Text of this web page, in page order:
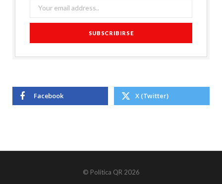
Facebook X (Twitter)
© Política QR 2026